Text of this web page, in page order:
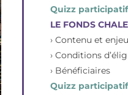
Quizz
LE FONDS
› Contenu et enjeu
› Conditions
› Bénéficiaires
Quizz participatif